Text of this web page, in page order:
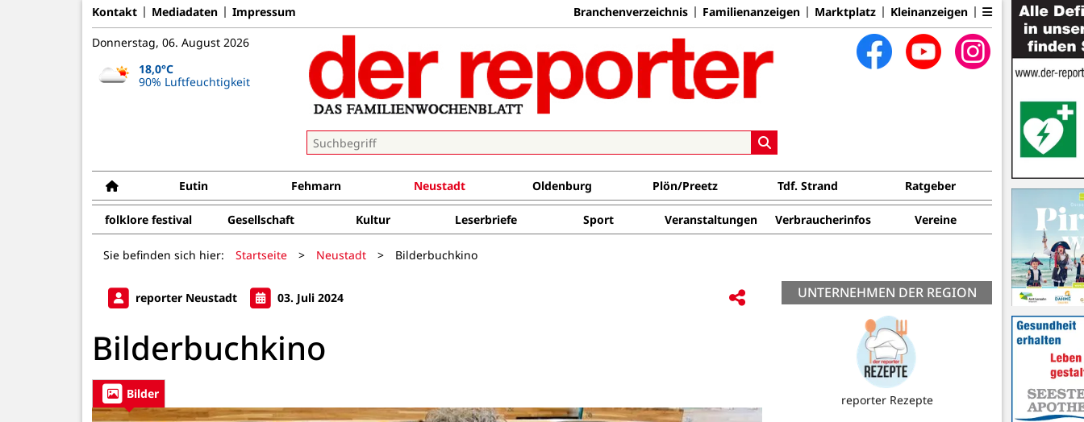
Kontakt Mediadaten Impressum Branchenverzeichnis Familienanzeigen Marktplatz Kleinanzeigen
Donnerstag, 06. August 2026
18,0°C
90% Luftfeuchtigkeit
Eutin Fehmarn Neustadt Oldenburg Plön/Preetz Tdf. Strand Ratgeber
folklore festival Gesellschaft Kultur Leserbriefe Sport Veranstaltungen Verbraucherinfos Vereine
Sie befinden sich hier: Startseite > Neustadt > Bilderbuchkino
reporter Neustadt 03. Juli 2024
Bilderbuchkino
Bilder
UNTERNEHMEN DER REGION
reporter Rezepte